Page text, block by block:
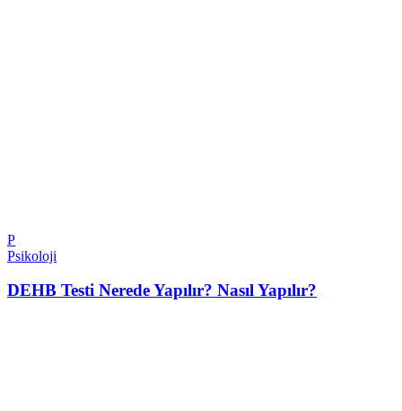
P
Psikoloji
DEHB Testi Nerede Yapılır? Nasıl Yapılır?